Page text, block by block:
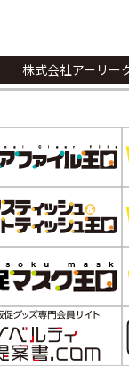
株式会社アーリ